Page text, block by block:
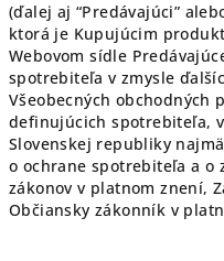
(ďalej aj “Predávajúci”
ktorá je Kupujúcim
Webovom sídle
spotrebiteľa v zmysle
Všeobecných obchodných
definujúcich spotrebiteľa,
Slovenskej republiky
o ochrane spotrebiteľa a o
zákonov v platnom znení,
Občiansky zákonník v